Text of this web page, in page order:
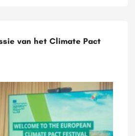
van het Climate Pact